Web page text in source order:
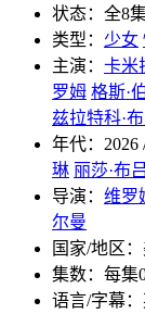
状态： 全8
类型： 少女
主演： 卡米
罗姆 格斯·
兹拉特科·
年代： 2026
琳 丽莎·布
导演： 维罗
尔曼
国家/地区：
集数： 每集
语言/字幕：